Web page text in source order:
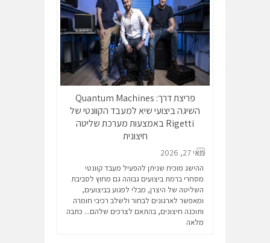
פריצת דרך: Quantum Machines
השיגה ביצועי שיא למעבד הקוונטי של
Rigetti באמצעות מערכת שליטה
חיצונית
מאי 27, 2026
ההישג מוכיח שניתן להפעיל מעבד קוונטי
מסחרי ברמת ביצועים גבוהה גם מחוץ לסביבת
השליטה של היצרן, מבלי לפגוע בביצועים,
ומאפשר לארגונים לבחור ולשלב רכיבי חומרה
ותוכנה חיצונים, בהתאם לצרכים שלהם... כתבה
מלאה